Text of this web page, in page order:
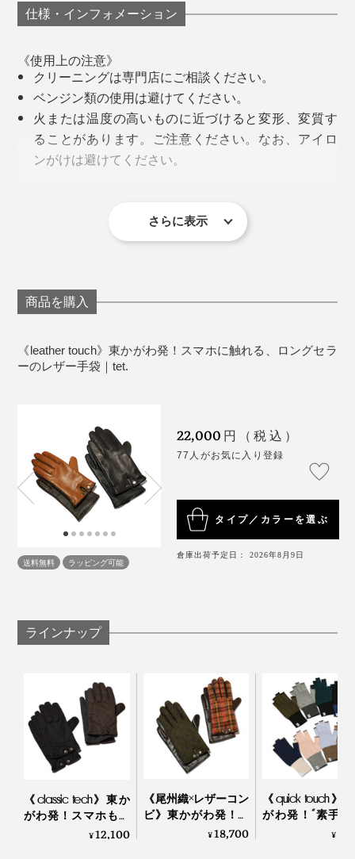
手首のボタンホックを留めれば、ますます、手にフィッ
に。
とサンプルづくりが重要です。
型紙をつくって、形にしてきたそうです。
クロダのレジェンド職人、大島陸夫さん。立体的な手袋の仕上がり、革や縫い代
の厚みから、数秒で逆算して、型紙を調整できる
きる、大島さんのスゴ技があって、手に心地よくフィッ
トする「leather touch」は完成しました。
仕様・インフォメーション
《使用上の注意》
クリーニングは専門店にご相談ください。
ベンジン類の使用は避けてください。
火または温度の高いものに近づけると変形、変質す
ることがあります。ご注意ください。なお、アイロ
ンがけは避けてください。
す。ご注意ください。
革以外の素材部分は、強い摩擦を加えるとピリング
さい。型崩れを防ぐ効果があり、長持ちします。
をなでたり、揉んだりする程度でも適度な油分を補
給できます。それでも表面がカサついてしまった場
ありますので、まずは目立たないところで試し塗り
をされることをおすすめします。
※本製品は天然皮革を使用しております。現在の皮革染
色技術では、摩擦・水による多少の脱色は避けられませ
ん。濃色品の場合、使用上の摩擦により他のものへ色移
りする場合がありますのでご注意ください。
《商品仕様》
サイズ（アイテム寸法）：［MEN］（約）全長23.5×
素材：表地／羊革、裏地／カシミヤ
※全て人の手で縫製しているため、サイズには多少の個体差がございます。
あらかじめご了承ください。
さらに表示
商品を購入
《leather touch》東かがわ発！スマホに触れる、ロングセラ
ーのレザー手袋｜tet.
送料無料 ラッピング可能
22,000 円（税込）
77人がお気に入り登録
タイプ／カラーを選ぶ
倉庫出荷予定日： 2026年8月9日
ラインナップ
《classic tech》東か
がわ発！スマホも使
える、タフでホット
¥12,100
《尾州織×レザーコン
ビ》東かがわ発！ス
マホに触れるレザー
¥18,700
《quick touch》
がわ発！“素手”
覚で動きやすい
¥